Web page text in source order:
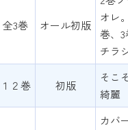
全3巻 オール初版
オレ
巻、
チラ
１２巻 初版
そこ
綺麗
カバ